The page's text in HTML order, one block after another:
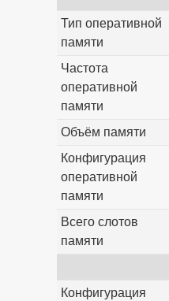
Тип оперативной
памяти
Частота
оперативной
памяти
Объём памяти
Конфигурация
оперативной
памяти
Всего слотов
памяти
Конфигурация